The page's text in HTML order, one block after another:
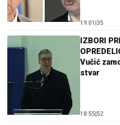
19:01 35
IZBORI
Vučić
stvar
18:55 52